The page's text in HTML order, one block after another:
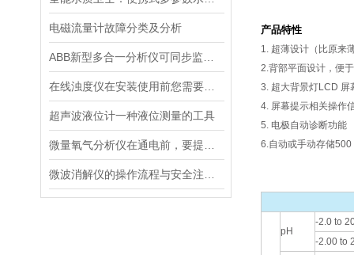
电磁流量计故障分类及分析
超声波液位计一种液位测量的工具
产品特性
1. 超薄设计（比原来
2.背部平面设计，便
3. 超大背景灯LCD 屏
4. 屏幕提示相关操作
5. 电极自动诊断功能
6.自动或手动存储500
pH
-2.0 to
-2.00 to